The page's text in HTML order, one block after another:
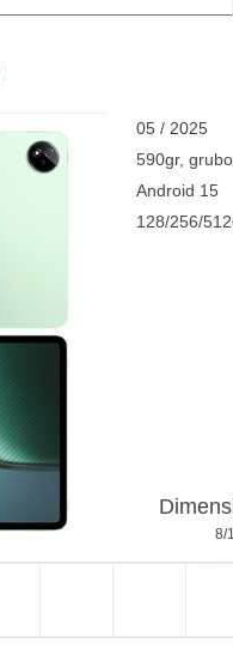
05 / 2025
590gr,
Android 15
128/256/
8/